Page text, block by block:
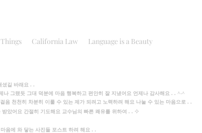
California Law Language is a Beauty
셨길 바래요 . .
그랬듯 그대 덕분에 마음 행복하고 편안히 잘 지냈어요 언제나 감사해요 . . ^-^
음 천천히 차분히 이룰 수 있는 제가 되려고 노력하려 해요 나눌 수 있는 마음으로 . .
았어요 간절히 기도해요 교수님의 빠른 쾌유를 위하여 . . ⟡
음에 와 닿는 사진들 포스트 하려 해요 . .